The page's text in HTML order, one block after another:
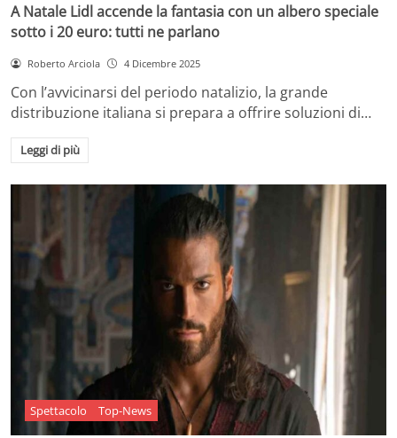
A Natale Lidl accende la fantasia con un albero speciale
sotto i 20 euro: tutti ne parlano
Roberto Arciola 4 Dicembre 2025
Con l’avvicinarsi del periodo natalizio, la grande
distribuzione italiana si prepara a offrire soluzioni di…
Leggi di più
Spettacolo Top-News